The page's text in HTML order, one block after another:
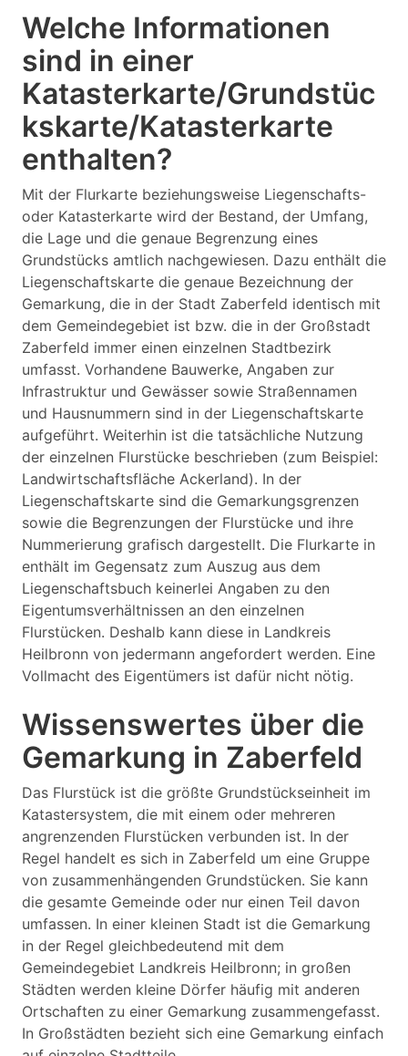
Welche Informationen
sind in einer
Katasterkarte/Grundstüc
kskarte/Katasterkarte
enthalten?
Mit der Flurkarte beziehungsweise Liegenschafts-
oder Katasterkarte wird der Bestand, der Umfang,
die Lage und die genaue Begrenzung eines
Grundstücks amtlich nachgewiesen. Dazu enthält die
Liegenschaftskarte die genaue Bezeichnung der
Gemarkung, die in der Stadt Zaberfeld identisch mit
dem Gemeindegebiet ist bzw. die in der Großstadt
Zaberfeld immer einen einzelnen Stadtbezirk
umfasst. Vorhandene Bauwerke, Angaben zur
Infrastruktur und Gewässer sowie Straßennamen
und Hausnummern sind in der Liegenschaftskarte
aufgeführt. Weiterhin ist die tatsächliche Nutzung
der einzelnen Flurstücke beschrieben (zum Beispiel:
Landwirtschaftsfläche Ackerland). In der
Liegenschaftskarte sind die Gemarkungsgrenzen
sowie die Begrenzungen der Flurstücke und ihre
Nummerierung grafisch dargestellt. Die Flurkarte in
enthält im Gegensatz zum Auszug aus dem
Liegenschaftsbuch keinerlei Angaben zu den
Eigentumsverhältnissen an den einzelnen
Flurstücken. Deshalb kann diese in Landkreis
Heilbronn von jedermann angefordert werden. Eine
Vollmacht des Eigentümers ist dafür nicht nötig.
Wissenswertes über die
Gemarkung in Zaberfeld
Das Flurstück ist die größte Grundstückseinheit im
Katastersystem, die mit einem oder mehreren
angrenzenden Flurstücken verbunden ist. In der
Regel handelt es sich in Zaberfeld um eine Gruppe
von zusammenhängenden Grundstücken. Sie kann
die gesamte Gemeinde oder nur einen Teil davon
umfassen. In einer kleinen Stadt ist die Gemarkung
in der Regel gleichbedeutend mit dem
Gemeindegebiet Landkreis Heilbronn; in großen
Städten werden kleine Dörfer häufig mit anderen
Ortschaften zu einer Gemarkung zusammengefasst.
In Großstädten bezieht sich eine Gemarkung einfach